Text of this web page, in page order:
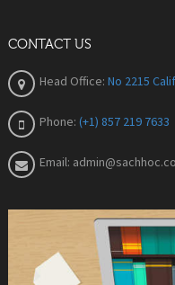
CONTACT US
Head Office: No 2215
Phone: (+1) 857 219 7633
Email: